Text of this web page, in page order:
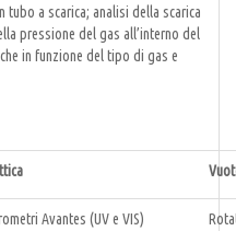
a scarica; analisi della scarica
pressione del gas all’interno del
in funzione del tipo di gas e
Avantes (UV e VIS)